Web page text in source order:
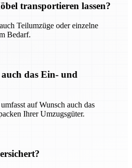
transportieren lassen?
Teilumzüge oder einzelne
Bedarf.
das Ein- und
auf Wunsch auch das
Ihrer Umzugsgüter.